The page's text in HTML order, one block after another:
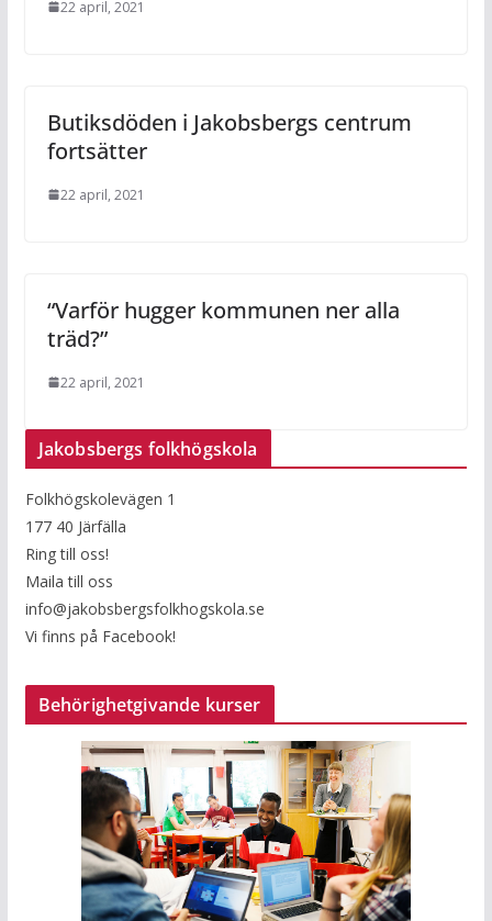
22 april, 2021
Butiksdöden i Jakobsbergs centrum
fortsätter
22 april, 2021
“Varför hugger kommunen ner alla
träd?”
22 april, 2021
Jakobsbergs folkhögskola
Folkhögskolevägen 1
177 40 Järfälla
Ring till oss!
Maila till oss
info@jakobsbergsfolkhogskola.se
Vi finns på Facebook!
Behörighetgivande kurser